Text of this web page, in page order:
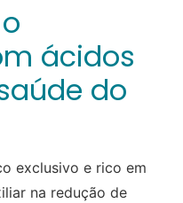
ácidos
do
exclusivo e rico em
na redução de